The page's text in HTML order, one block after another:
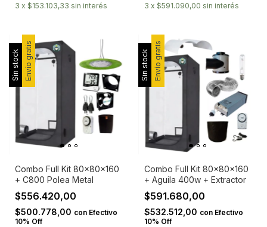
3 x $153.103,33 sin interés
3 x $591.090,00 sin interés
Sin stock Envío gratis
Combo Full Kit 80x80x160
+ C800 Polea Metal
$556.420,00
$500.778,00 con Efectivo
10% Off
Sin stock Envío gratis
Combo Full Kit 80x80x160
+ Aguila 400w + Extractor
$591.680,00
$532.512,00 con Efectivo
10% Off